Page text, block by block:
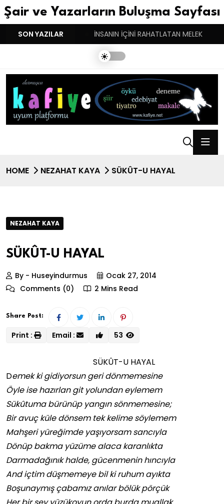
Şair ve Yazarların Buluşma Sayfası
SON YAZILAR
BASARINDIR! İNSANIN İÇİNİ RAHATLATAN MELEK
HOME NEZAHAT KAYA SÜKÛT-U HAYAL
NEZAHAT KAYA
SÜKÛT-U HAYAL
By - Huseyindurmus
Ocak 27, 2014
Comments (0)
2 Mins Read
Share Post:
Print : Email : 53
SÜKÛT-U HAYAL
Demek ki gidiyorsun geri dönmemesine
Öyle ise hazırlan git yolundan eylemem
Sükûtuma bürünüp yangın sönmemesine;
Bir avuç küle dönsem tek kelime söylemem
Mahşeri yüreğimde yaşıyorsam sancıyla
Dönüp bakma yüzüme alaca karanlıkta
Darmadağınık halde, gücenmenin hıncıyla
And içtim düşmemeye bil ki ruhum ayıkta
Boşunaymış çabamız anılar bölük pörçük